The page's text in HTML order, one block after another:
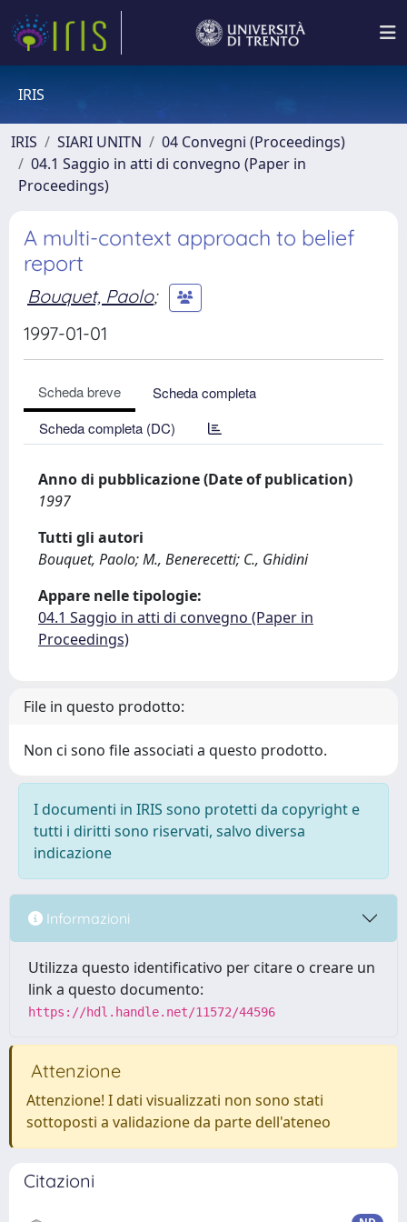
IRIS
IRIS SIARI UNITN
04 Convegni (Proceedings)
04.1 Saggio in atti di convegno (Paper in
Proceedings)
A multi-context approach to belief
report
Bouquet, Paolo;
1997-01-01
Scheda breve
Scheda completa
Scheda completa (DC)
Anno di pubblicazione (Date of publication)
1997
Tutti gli autori
Bouquet, Paolo; M., Benerecetti; C., Ghidini
Appare nelle tipologie:
04.1 Saggio in atti di convegno (Paper in
Proceedings)
File in questo prodotto:
Non ci sono file associati a questo prodotto.
I documenti in IRIS sono protetti da copyright e
tutti i diritti sono riservati, salvo diversa
indicazione
Informazioni
Utilizza questo identificativo per citare o creare un
link a questo documento:
https://hdl.handle.net/11572/44596
Attenzione
Attenzione! I dati visualizzati non sono stati
sottoposti a validazione da parte dell'ateneo
Citazioni